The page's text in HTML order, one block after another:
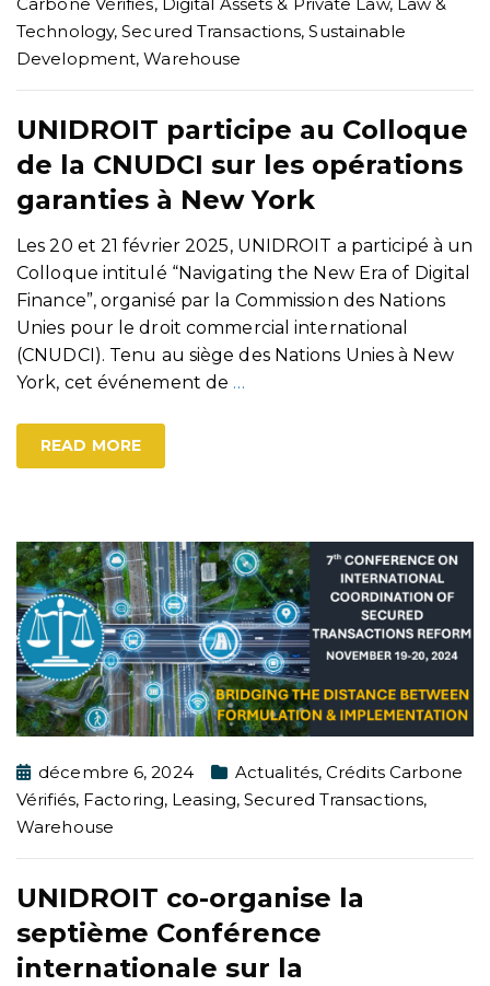
Technology,Secured Transactions,Sustainable
Development,Warehouse
UNIDROIT participe au Colloque
de la CNUDCI sur les opérations
garanties à New York
Les 20 et 21 février 2025, UNIDROIT a participé à un
Colloque intitulé “Navigating the New Era of Digital
Finance”, organisé par la Commission des Nations
Unies pour le droit commercial international
(CNUDCI). Tenu au siège des Nations Unies à New
York, cet événement de …
READ MORE
décembre 6, 2024 Actualités,Crédits Carbone
Vérifiés, Factoring, Leasing,Secured Transactions,
Warehouse
UNIDROIT co-organise la
septième Conférence
internationale sur la